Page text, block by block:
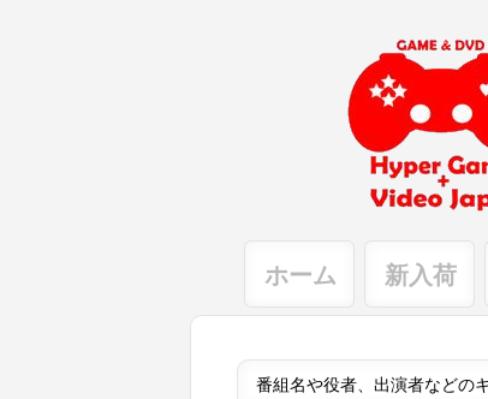
ホーム 新入荷